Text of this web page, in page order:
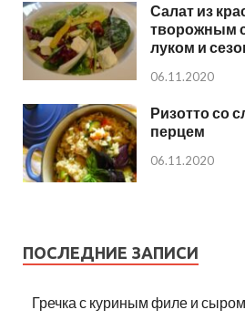
Салат из
творожным
луком и
06.11.2020
Ризотто со
перцем
06.11.2020
ПОСЛЕДНИЕ ЗАПИСИ
Гречка с куриным филе и